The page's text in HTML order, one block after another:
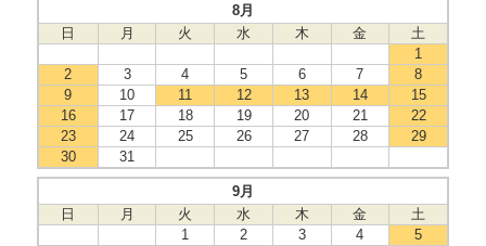
8月
日
月 火 水 木 金
土
1
2
3 4 5 6 7
8
9
10 11 12 13 14
15
16
17 18 19 20 21
22
23
24 25 26 27 28
29
30
31
9月
日
月 火 水 木 金
土
1
2 3 4
5